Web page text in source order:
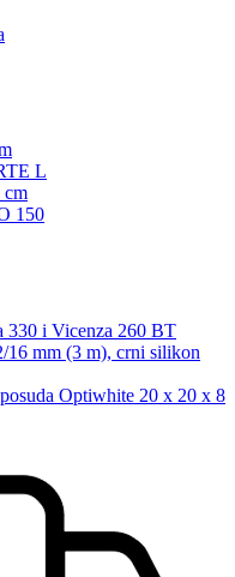
L
cm
150
330 i Vicenza 260 BT
16 mm (3 m), crni silikon
Optiwhite 20 x 20 x 8